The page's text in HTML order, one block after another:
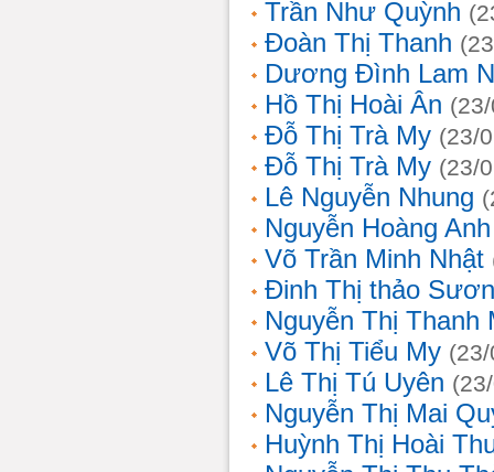
Trần Như Quỳnh
Đoàn Thị Thanh
Dương Đình Lam
Hồ Thị Hoài Ân
Đỗ Thị Trà My (23/
Đỗ Thị Trà My (23/
Lê Nguyễn Nhung
Nguyễn Hoàng Anh
Võ Trần Minh Nhật
Đinh Thị thảo
Nguyễn Thị Thanh
Võ Thị Tiểu My
Lê Thị Tú Uyên
Nguyễn Thị Mai
Huỳnh Thị Hoài